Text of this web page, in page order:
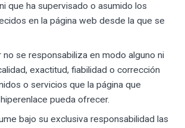
que ha supervisado o asumido los
en la página web desde la que se
se responsabiliza en modo alguno ni
exactitud, fiabilidad o corrección
o servicios que la página que
pueda ofrecer.
bajo su exclusiva responsabilidad las